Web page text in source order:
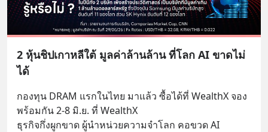
2 หุ้นชิปเกาหลีใต้ มูลค่าล้านล้าน ที่โลก AI ขาดไม่
ได้
กองทุน DRAM แรกในไทย มาแล้ว ซื้อได้ที่ WealthX จอง
พร้อมกัน 2-8 มิ.ย. ที่ WealthX
ธุรกิจกึ่งผูกขาด ผู้นำหน่วยความจำโลก คอขวด AI